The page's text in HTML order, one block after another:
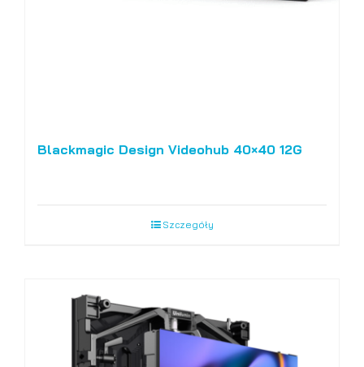
Blackmagic Design Videohub 40×40 12G
Szczegóły